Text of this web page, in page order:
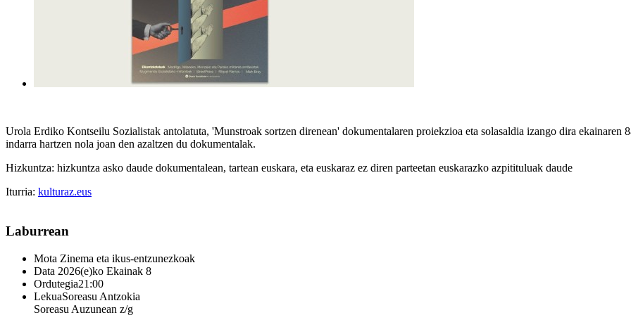
Urola Erdiko Kontseilu Sozialistak antolatuta, 'Munstroak sortzen direnean' dokumentalaren proiekzioa eta solasaldia izango dira ekainaren
indarra hartzen nola joan den azaltzen du dokumentalak.
Hizkuntza: hizkuntza asko daude dokumentalean, tartean euskara, eta euskaraz ez diren parteetan euskarazko azpitituluak daude
Iturria: kulturaz.eus
Laburrean
Mota Zinema eta ikus-entzunezkoak
Data 2026(e)ko Ekainak 8
Ordutegia21:00
LekuaSoreasu Antzokia
Soreasu Auzunean z/g